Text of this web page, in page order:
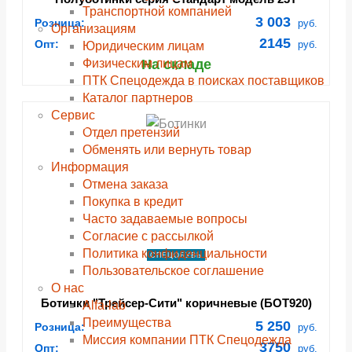
Транспортной компанией
Организациям
Юридическим лицам
Физическим лицам
ПТК Спецодежда в поисках поставщиков
Каталог партнеров
Сервис
Отдел претензий
Обменять или вернуть товар
Информация
Отмена заказа
Покупка в кредит
Часто задаваемые вопросы
Согласие с рассылкой
Политика конфиденциальности
Пользовательское соглашение
О нас
Alfa-lab
Преимущества
Миссия компании ПТК Спецодежда
Розница: 3 003 руб.
Опт: 2145 руб.
На складе
СПЕЦОБУВЬ
Ботинки "Трейсер-Сити" коричневые (БОТ920)
Розница: 5 250 руб.
Опт: 3750 руб.